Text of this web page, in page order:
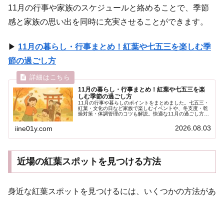
11月の行事や家族のスケジュールと絡めることで、季節
感と家族の思い出を同時に充実させることができます。
▶ 11月の暮らし・行事まとめ！紅葉や七五三を楽しむ季
節の過ごし方
11月の暮らし・行事まとめ！紅葉や七五三を楽
しむ季節の過ごし方
11月の行事や暮らしのポイントをまとめました。七五三・
紅葉・文化の日など家族で楽しむイベントや、冬支度・乾
燥対策・体調管理のコツも解説。快適な11月の過ごし方を
iine01y.com 2026.08.03
近場の紅葉スポットを見つける方法
身近な紅葉スポットを見つけるには、いくつかの方法があ